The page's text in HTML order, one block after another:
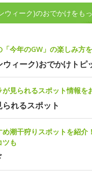
ウィーク)のおでかけをも
今年のGW」の楽しみ方
ウィーク)おでかけトピ
見られるスポット情報を
れるスポット
潮干狩りスポットを紹介
ツも